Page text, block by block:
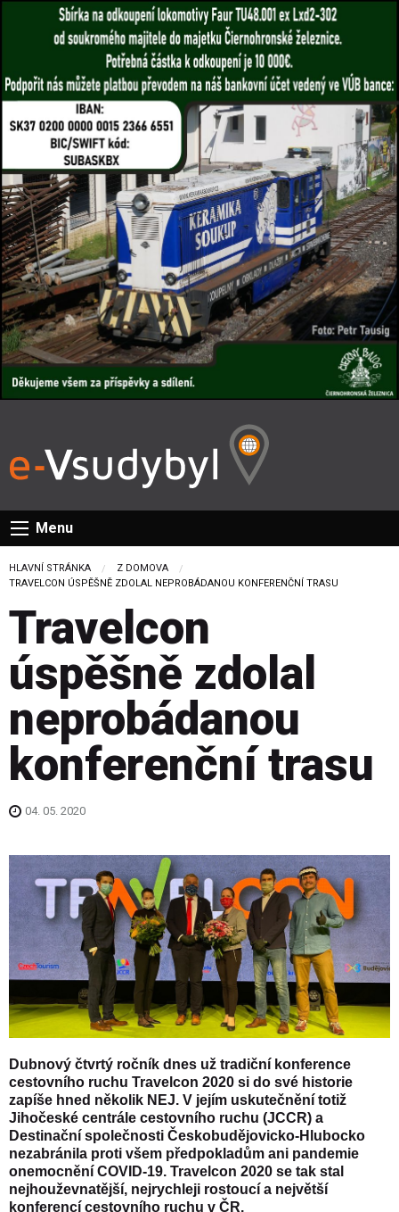
Menu
HLAVNÍ STRÁNKA
Z DOMOVA
CURRENT:
TRAVELCON ÚSPĚŠNĚ ZDOLAL NEPROBÁDANOU KONFERENČNÍ TRASU
Travelcon
úspěšně zdolal
neprobádanou
konferenční trasu
04. 05. 2020
Dubnový čtvrtý ročník dnes už tradiční konference
cestovního ruchu Travelcon 2020 si do své historie
zapíše hned několik NEJ. V jejím uskutečnění totiž
Jihočeské centrále cestovního ruchu (JCCR) a
Destinační společnosti Českobudějovicko-Hlubocko
nezabránila proti všem předpokladům ani pandemie
onemocnění COVID-19. Travelcon 2020 se tak stal
nejhouževnatější, nejrychleji rostoucí a největší
konferencí cestovního ruchu v ČR.